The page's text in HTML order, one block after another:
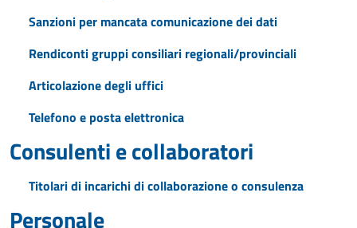
Sanzioni per mancata comunicazione dei dati
Rendiconti gruppi consiliari regionali/provinciali
Articolazione degli uffici
Telefono e posta elettronica
Consulenti e collaboratori
Titolari di incarichi di collaborazione o consulenza
Personale